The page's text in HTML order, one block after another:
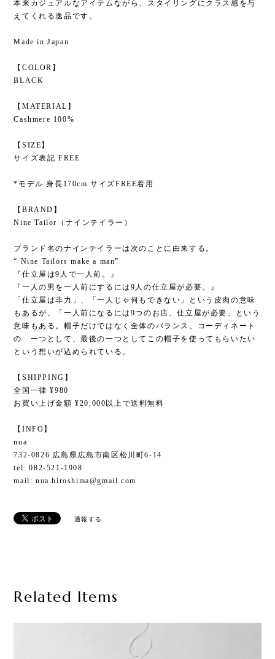
本来カジュアルなアイテムながら、スタイリングにクラス感を与
えてくれる逸品です。
Made in Japan
【COLOR】
BLACK
【MATERIAL】
Cashmere 100%
【SIZE】
サイズ表記 FREE
*モデル 身長170cm サイズFREE着用
【BRAND】
Nine Tailor（ナインテイラー）
ブランド名のナインテイラーは次のことに由来する。
“ Nine Tailors make a man”
『仕立屋は9人で一人前。』
『一人の男を一人前にするには9人の仕立屋が必要。』
「仕立屋は非力」、「一人じゃ何もできない」という皮肉の意味
もあるが、「一人前になるには9つのお店、仕立屋が必要」という
意味もある。帽子だけではなく全体のバランス、コーディネート
の 一つとして、最後の一つとしてこの帽子を使ってもらいたい
という想いが込められている。
【SHIPPING】
全国一律 ¥980
お買い上げ金額 ¥20,000以上で送料無料
【INFO】
nua
732-0826 広島県広島市南区松川町6-14
tel: 082-521-1908
mail: nua.hiroshima@gmail.com
通報する
Related Items